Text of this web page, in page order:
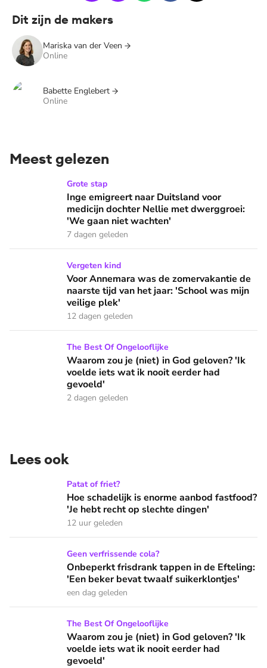
Dit zijn de makers
Mariska van der Veen
Online
Babette Englebert
Online
Meest gelezen
Inge emigreert naar Duitsland voor medicijn dochter
Grote stap
Inge emigreert naar Duitsland voor
medicijn dochter Nellie met dwerggroei:
'We gaan niet wachten'
7 dagen geleden
Voor Annemara was de zomervakantie de naarste tijd van
Vergeten kind
Voor Annemara was de zomervakantie de
naarste tijd van het jaar: 'School was mijn
veilige plek'
12 dagen geleden
Waarom zou je (niet) in God geloven? 'Ik voelde iets wat
The Best Of Ongelooflijke
Waarom zou je (niet) in God geloven? 'Ik
voelde iets wat ik nooit eerder had
gevoeld'
2 dagen geleden
Lees ook
Hoe schadelijk is enorme aanbod fastfood? 'Je hebt recht
Patat of friet?
Hoe schadelijk is enorme aanbod fastfood?
'Je hebt recht op slechte dingen'
12 uur geleden
Onbeperkt frisdrank tappen in de Efteling: 'Een beker
Geen verfrissende cola?
Onbeperkt frisdrank tappen in de Efteling:
'Een beker bevat twaalf suikerklontjes'
een dag geleden
Waarom zou je (niet) in God geloven? 'Ik voelde iets wat
The Best Of Ongelooflijke
Waarom zou je (niet) in God geloven? 'Ik
voelde iets wat ik nooit eerder had
gevoeld'